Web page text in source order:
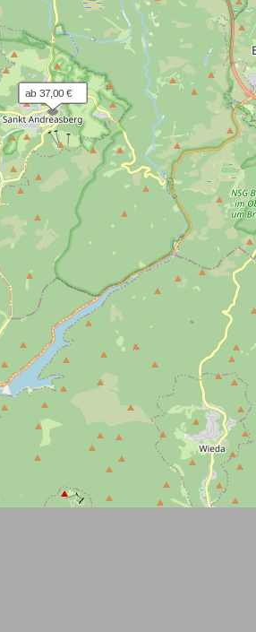
ab 37,00 €